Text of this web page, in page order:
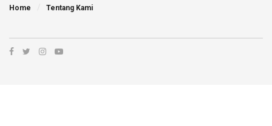
Home Tentang Kami